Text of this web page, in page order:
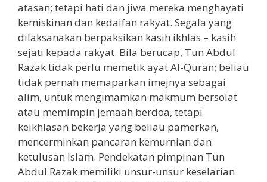
atasan; tetapi hati dan jiwa mereka menghayati
kemiskinan dan kedaifan rakyat. Segala yang
dilaksanakan berpaksikan kasih ikhlas – kasih
sejati kepada rakyat. Bila berucap, Tun Abdul
Razak tidak perlu memetik ayat Al-Quran; beliau
tidak pernah memaparkan imejnya sebagai
alim, untuk mengimamkan makmum bersolat
atau memimpin jemaah berdoa, tetapi
keikhlasan bekerja yang beliau pamerkan,
mencerminkan pancaran kemurnian dan
ketulusan Islam. Pendekatan pimpinan Tun
Abdul Razak memiliki unsur-unsur keselarian